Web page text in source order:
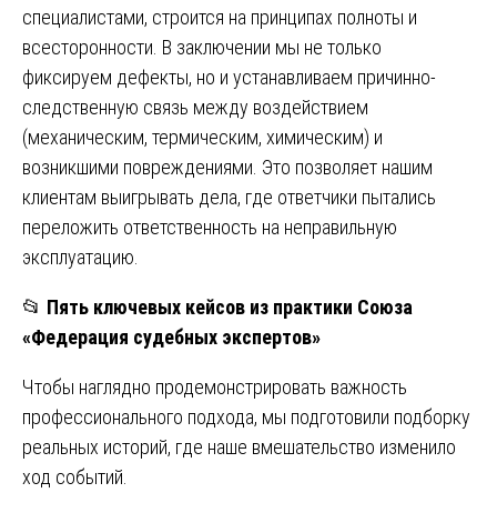
специалистами, строится на принципах полноты и
всесторонности. В заключении мы не только
фиксируем дефекты, но и устанавливаем причинно-
следственную связь между воздействием
(механическим, термическим, химическим) и
возникшими повреждениями. Это позволяет нашим
клиентам выигрывать дела, где ответчики пытались
переложить ответственность на неправильную
эксплуатацию.
📂 Пять ключевых кейсов из практики Союза
«Федерация судебных экспертов»
Чтобы наглядно продемонстрировать важность
профессионального подхода, мы подготовили подборку
реальных историй, где наше вмешательство изменило
ход событий.